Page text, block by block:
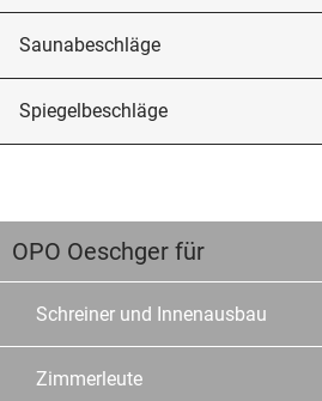
Saunabeschläge
Spiegelbeschläge
OPO Oeschger für
Schreiner und Innenausbau
Zimmerleute